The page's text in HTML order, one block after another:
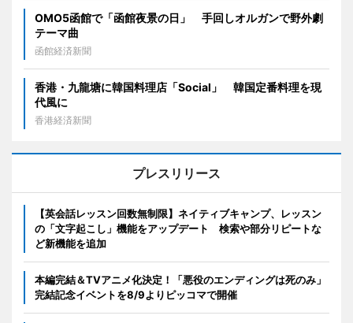
OMO5函館で「函館夜景の日」 手回しオルガンで野外劇
テーマ曲
函館経済新聞
香港・九龍塘に韓国料理店「Social」 韓国定番料理を現
代風に
香港経済新聞
プレスリリース
【英会話レッスン回数無制限】ネイティブキャンプ、レッスン
の「文字起こし」機能をアップデート 検索や部分リピートな
ど新機能を追加
本編完結＆TVアニメ化決定！「悪役のエンディングは死のみ」
完結記念イベントを8/9よりピッコマで開催